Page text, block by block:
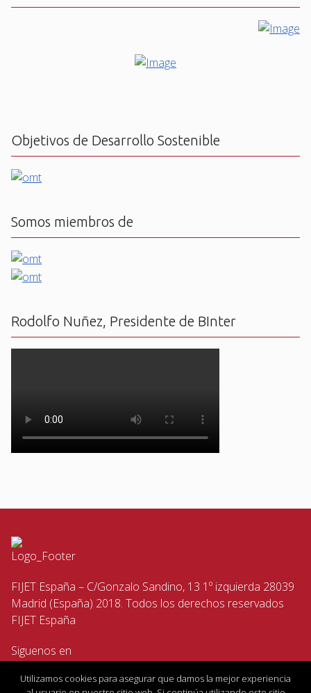
Objetivos de Desarrollo Sostenible
Somos miembros de
Rodolfo Nuñez, Presidente de BInter
FIJET España – C/Gonzalo Sandino, 13 1º izquierda 28039
Madrid (España) 2018. Todos los derechos reservados
FIJET España
Siguenos en
Utilizamos cookies para asegurar que damos la mejor experiencia